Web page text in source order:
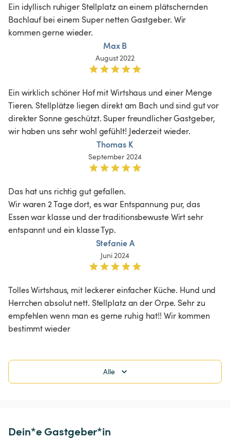
Ein idyllisch ruhiger Stellplatz an einem plätschernden
Bachlauf bei einem Super netten Gastgeber. Wir
kommen gerne wieder.
Max B
August 2022
Ein wirklich schöner Hof mit Wirtshaus und einer Menge
Tieren. Stellplätze liegen direkt am Bach und sind gut vor
direkter Sonne geschützt. Super freundlicher Gastgeber,
wir haben uns sehr wohl gefühlt! Jederzeit wieder.
Thomas K
September 2024
Das hat uns richtig gut gefallen.
Wir waren 2 Tage dort, es war Entspannung pur, das
Essen war klasse und der traditionsbewuste Wirt sehr
entspannt und ein klasse Typ.
Stefanie A
Juni 2024
Tolles Wirtshaus, mit leckerer einfacher Küche. Hund und
Herrchen absolut nett. Stellplatz an der Orpe. Sehr zu
empfehlen wenn man es gerne ruhig hat!! Wir kommen
bestimmt wieder
Alle
Dein*e Gastgeber*in